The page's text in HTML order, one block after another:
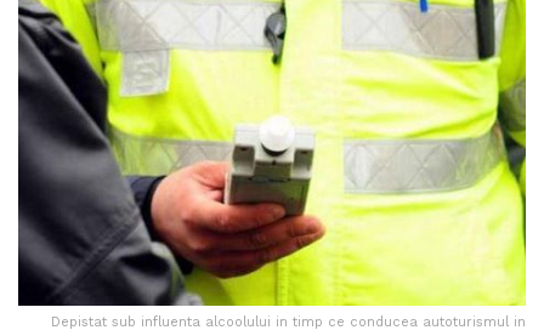
Depistat sub influenta alcoolului in timp ce conducea autoturismul in